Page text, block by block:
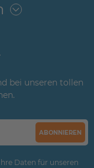
bei unseren tollen
ABONNIEREN
Daten für unseren